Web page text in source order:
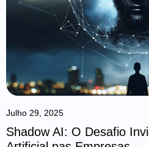
Julho 29, 2025
Shadow AI: O Desafio